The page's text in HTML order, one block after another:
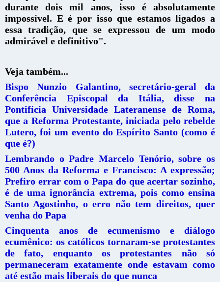
durante dois mil anos, isso é absolutamente
impossível. E é por isso que estamos ligados a
essa tradição, que se expressou de um modo
admirável e definitivo".
Veja também...
Bispo Nunzio Galantino, secretário-geral da
Conferência Episcopal da Itália, disse na
Pontifícia Universidade Lateranense de Roma,
que a Reforma Protestante, iniciada pelo rebelde
Lutero, foi um evento do Espírito Santo (como é
que é?)
Lembrando o Padre Marcelo Tenório, sobre os
500 Anos da Reforma e Francisco: A expressão;
Prefiro errar com o Papa do que acertar sozinho,
é de uma ignorância extrema, pois como ensina
Santo Agostinho, o erro não tem direitos, quer
venha do Papa
Cinquenta anos de ecumenismo e diálogo
ecumênico: os católicos tornaram-se protestantes
de fato, enquanto os protestantes não só
permaneceram exatamente onde estavam como
até estão mais liberais do que nunca